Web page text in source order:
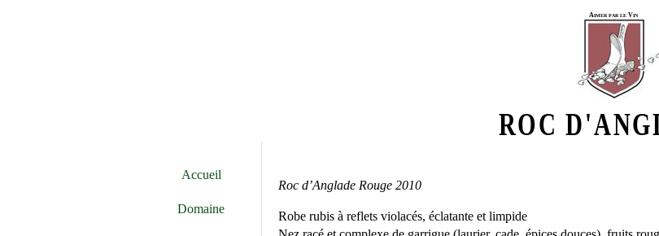
Aimer par le Vin
ROC
Accueil
Domaine
Roc d’Anglade Rouge 2010
Robe rubis à reflets violacés, éclatante et limpide